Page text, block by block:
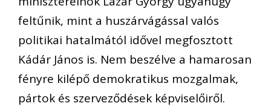
feltűnik, mint a huszárvágással valós
politikai hatalmától idővel megfosztott
Kádár János is. Nem beszélve a hamarosan
fényre kilépő demokratikus mozgalmak,
pártok és szerveződések képviselőiről.